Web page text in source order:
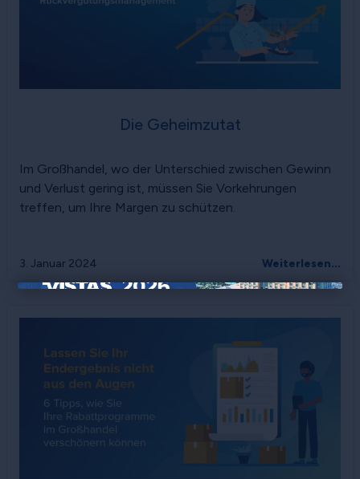
Die Geheimzutat
Im Großhandel, wo der Unterschied zwischen Gewinn
und Verlust gering ist, müssen Sie Vorkehrungen
treffen, um Ihre Margen zu schützen.
3. Januar 2024 Weiterlesen...